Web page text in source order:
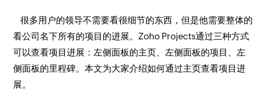
很多用户的领导不需要看很细节的东西，但是他需要整体的
看公司名下所有的项目的进展。Zoho Projects通过三种方式
可以查看项目进展：左侧面板的主页、左侧面板的项目、左
侧面板的里程碑。本文为大家介绍如何通过主页查看项目进
展。